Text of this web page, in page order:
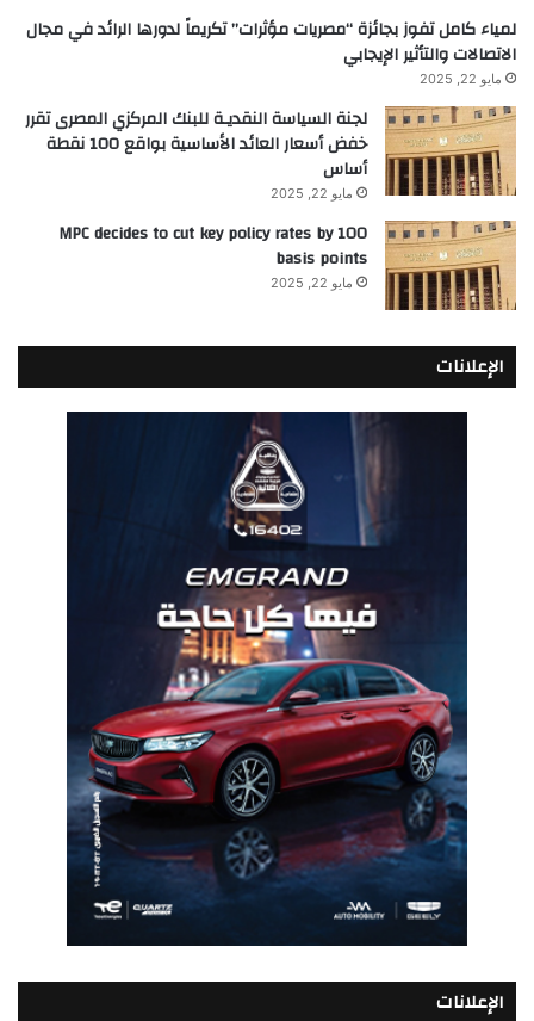
لمياء كامل تفوز بجائزة “مصريات مؤثرات” تكريماً لدورها الرائد في مجال
الاتصالات والتأثير الإيجابي
مايو 22, 2025
لجنة السياسة النقديـة للبنك المركزي المصرى تقرر
خفض أسعار العائد الأساسية بواقع 100 نقطة
أساس
مايو 22, 2025
MPC decides to cut key policy rates by 100
basis points
مايو 22, 2025
الإعلانات
الإعلانات